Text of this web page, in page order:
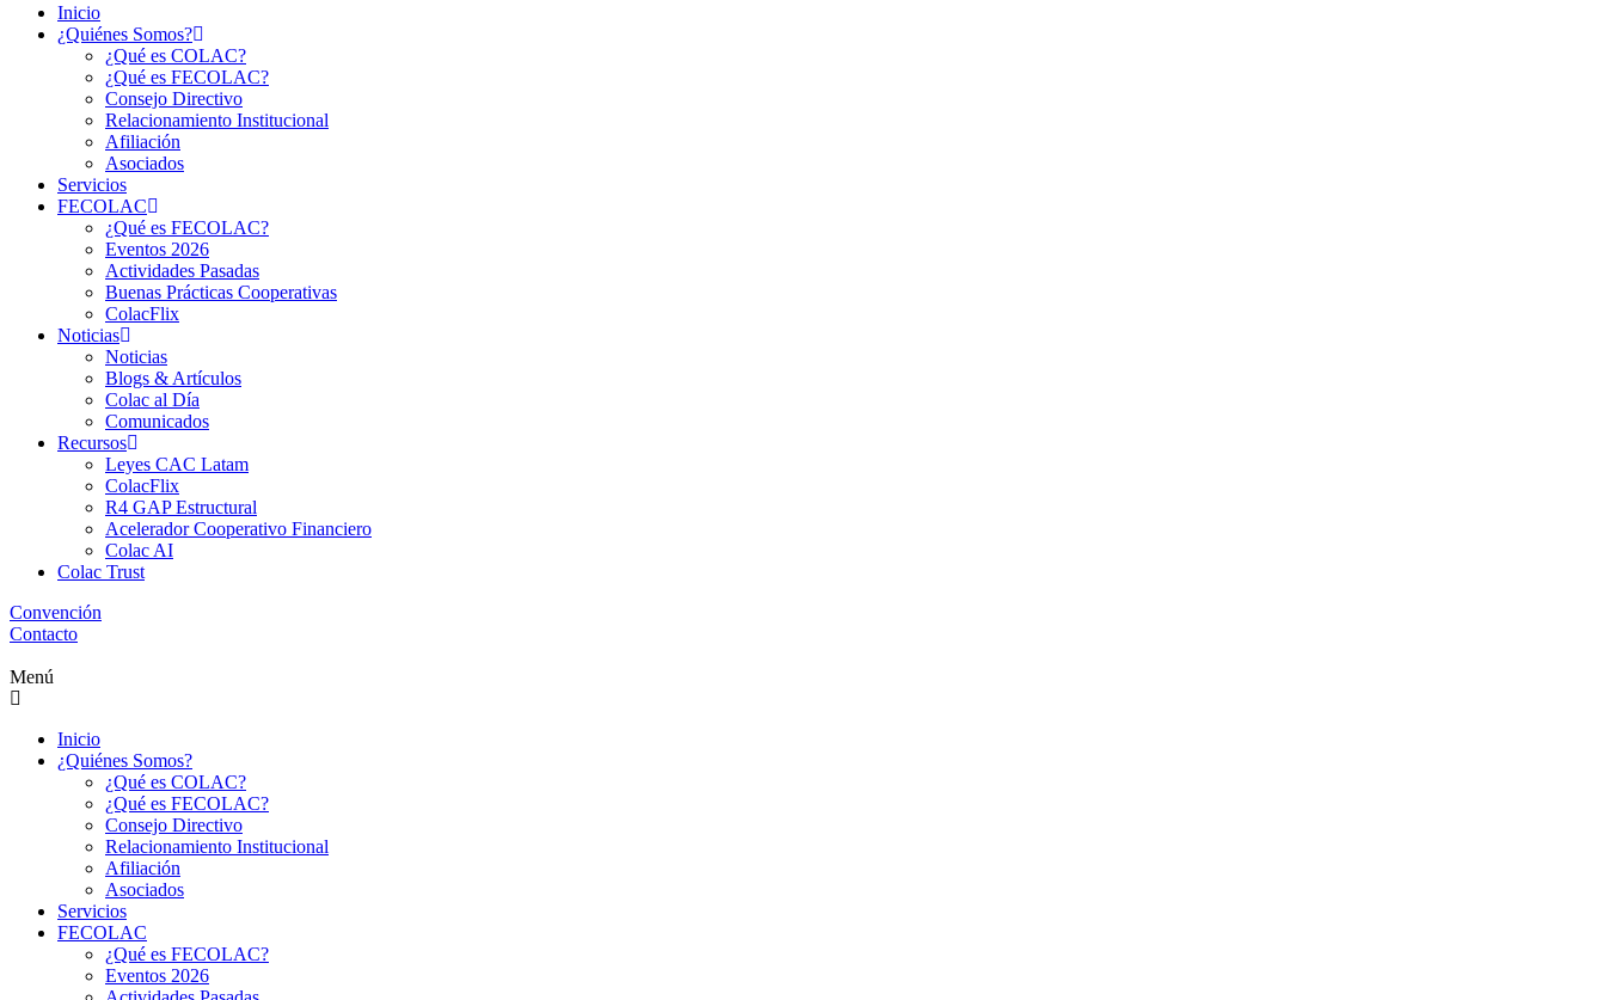
Inicio
¿Quiénes Somos?
¿Qué es COLAC?
¿Qué es FECOLAC?
Consejo Directivo
Relacionamiento Institucional
Afiliación
Asociados
Servicios
FECOLAC
¿Qué es FECOLAC?
Eventos 2026
Actividades Pasadas
Buenas Prácticas Cooperativas
ColacFlix
Noticias
Noticias
Blogs & Artículos
Colac al Día
Comunicados
Recursos
Leyes CAC Latam
ColacFlix
R4 GAP Estructural
Acelerador Cooperativo Financiero
Colac AI
Colac Trust
Convención
Contacto
Menú
Inicio
¿Quiénes Somos?
¿Qué es COLAC?
¿Qué es FECOLAC?
Consejo Directivo
Relacionamiento Institucional
Afiliación
Asociados
Servicios
FECOLAC
¿Qué es FECOLAC?
Eventos 2026